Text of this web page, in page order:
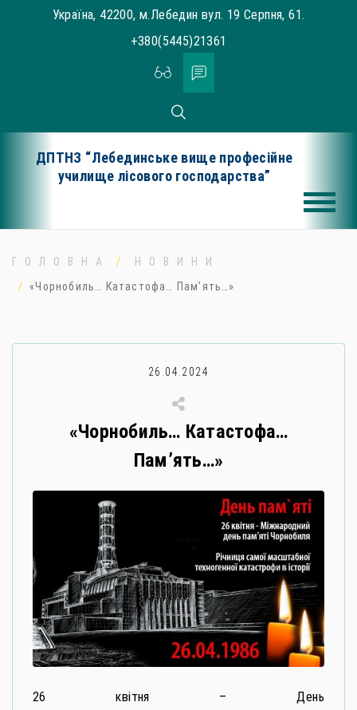
Україна, 42200, м.Лебедин вул. 19 Серпня, 61.
+380(5445)21361
ДПТНЗ “Лебединське вище професійне
училище лісового господарства”
ГОЛОВНА
НОВИНИ
«Чорнобиль… Катастофа… Пам’ять…»
26.04.2024
«Чорнобиль… Катастофа…
Пам’ять…»
26 квітня – День